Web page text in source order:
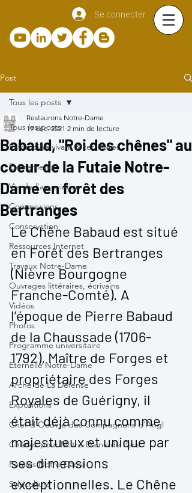
Se connecter
Post
Tous les posts
Patrimoine vivant & territoires
Evènements
Vie de l'association
Commissions
Conservation
Ressources Internet
Travaux Notre-Dame
Ouvrages littéraires, écrivains
Vidéos
Photos
Programme universitaire
Eternelle Notre-Dame
Arche de La Défense
Expositions
Chef-d'Oeuvre des Compagnons d'Angl
Chênes pour Notre-Dame de Paris
Futaies Notre-Dame
Sylviculture
Tous les posts
Babaud, "Roi des chênes" au
coeur de la Futaie Notre-
Dame en forêt des
Bertranges
Restaurons Notre-Dame
19 déc. 2021 2 min de lecture
Le Chêne Babaud est situé
en Forêt des Bertranges
(Nièvre Bourgogne
Franche-Comté). A
l’époque de Pierre Babaud
de la Chaussade (1706-
1792), Maître de Forges et
propriétaire des Forges
Royales de Guérigny, il
était déjà connu comme
majestueux et unique par
ses dimensions
exceptionnelles. Le Chêne